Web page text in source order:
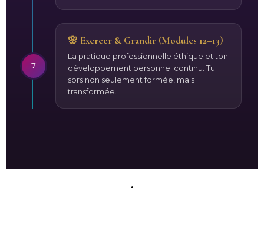
🌸 Exercer & Grandir (Modules 12–13)
La pratique professionnelle éthique et ton
développement personnel continu. Tu
sors non seulement formée, mais
transformée.
7
.